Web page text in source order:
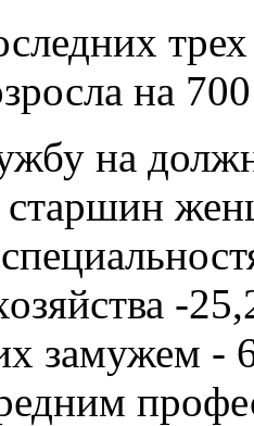
на
на
старшин
-
замужем -